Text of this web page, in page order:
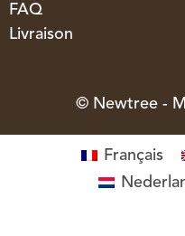
FAQ
Livraison
© Newtree -
Français